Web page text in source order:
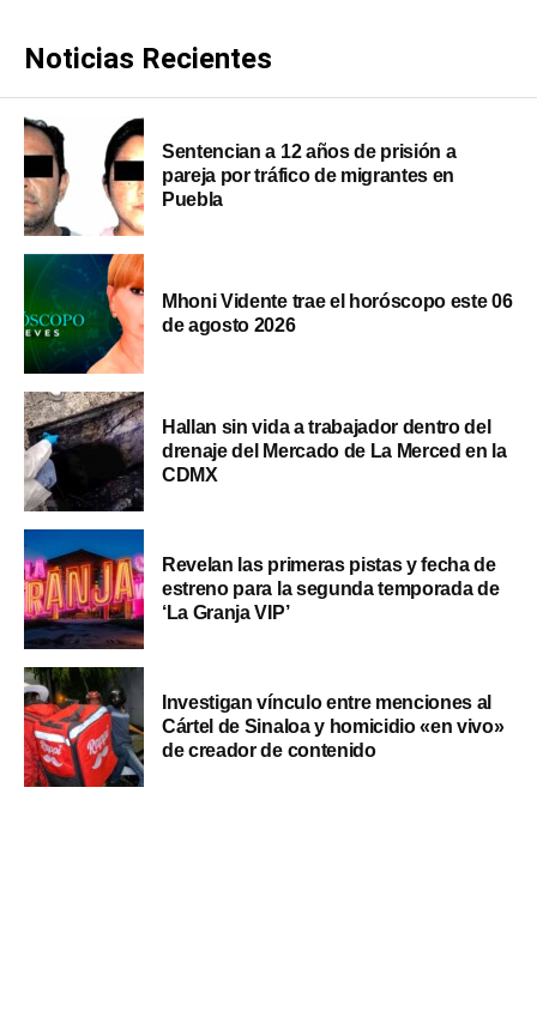
Noticias Recientes
Sentencian a 12 años de prisión a
pareja por tráfico de migrantes en
Puebla
Mhoni Vidente trae el horóscopo este 06
de agosto 2026
Hallan sin vida a trabajador dentro del
drenaje del Mercado de La Merced en la
CDMX
Revelan las primeras pistas y fecha de
estreno para la segunda temporada de
‘La Granja VIP’
Investigan vínculo entre menciones al
Cártel de Sinaloa y homicidio «en vivo»
de creador de contenido